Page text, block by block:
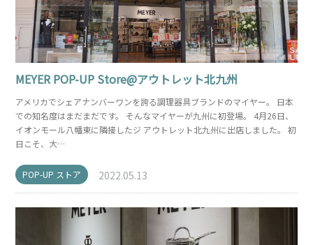
MEYER POP-UP Store@アウトレット北九州
アメリカでシェアナンバーワンを誇る調理器具ブランドのマイヤー。 日本
での知名度はまだまだです。 そんなマイヤーが九州に初登場。 4月26日、
イオンモール八幡東に隣接したジ アウトレット北九州に出店しました。 初
日こそ、大…
POP-UP ストア 2022.05.13